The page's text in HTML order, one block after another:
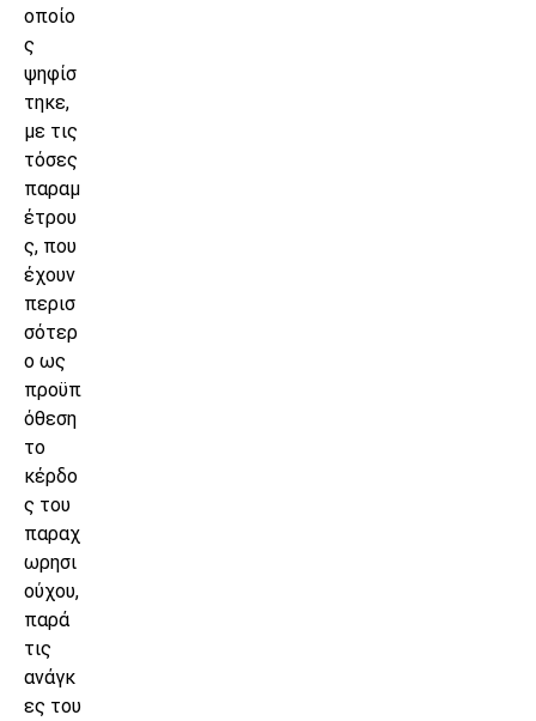
οποίο
ς
ψηφίσ
τηκε,
με τις
τόσες
παραμ
έτρου
ς, που
έχουν
περισ
σότερ
ο ως
προϋπ
όθεση
το
κέρδο
ς του
παραχ
ωρησι
ούχου,
παρά
τις
ανάγκ
ες του